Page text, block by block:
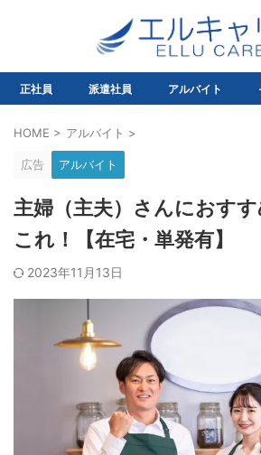
正社員 派遣社員 アルバイト
HOME > アルバイト >
広告 アルバイト
主婦（主夫）さんにおす
これ！【在宅・単発有】
2023年11月13日